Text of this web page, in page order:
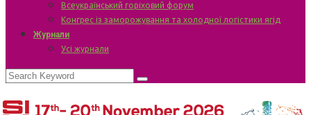
Всеукраїнський горіховий форум
Конгрес із заморожування та холодної логістики ягід
Журнали
Усі журнали